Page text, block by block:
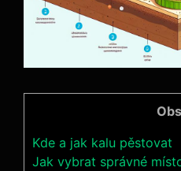
Kde a‌ jak kalu pěstovat
Jak vybrat správné